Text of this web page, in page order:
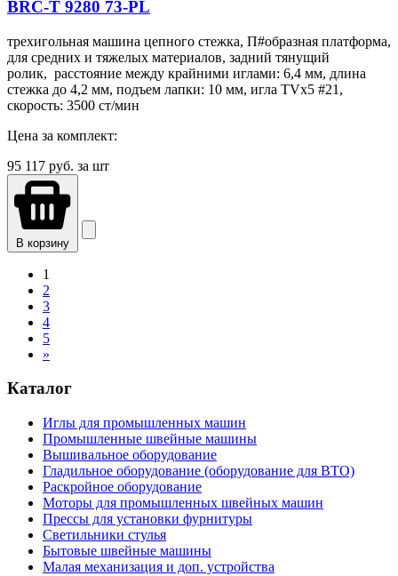
BRC-T 9280 73-PL
трехигольная машина цепного стежка, П#образная платформа,
для средних и тяжелых материалов, задний тянущий
ролик, расстояние между крайними иглами: 6,4 мм, длина
стежка до 4,2 мм, подъем лапки: 10 мм, игла TVx5 #21,
скорость: 3500 ст/мин
Цена за комплект:
95 117 руб. за шт
В корзину
1
2
3
4
5
»
Каталог
Иглы для промышленных машин
Промышленные швейные машины
Вышивальное оборудование
Гладильное оборудование (оборудование для ВТО)
Раскройное оборудование
Моторы для промышленных швейных машин
Прессы для установки фурнитуры
Светильники стулья
Бытовые швейные машины
Малая механизация и доп. устройства